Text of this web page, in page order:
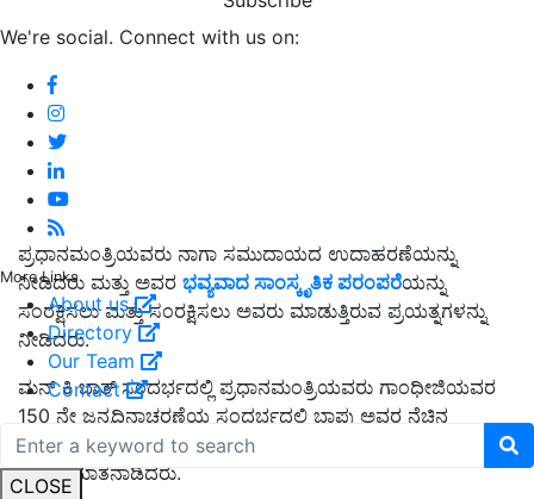
We're social. Connect with us on:
More Links
About us
Directory
Our Team
Contact
CLOSE
ಪ್ರಧಾನಮಂತ್ರಿಯವರು ನಾಗಾ ಸಮುದಾಯದ ಉದಾಹರಣೆಯನ್ನು
ನೀಡಿದರು ಮತ್ತು ಅವರ ಭವ್ಯವಾದ ಸಾಂಸ್ಕೃತಿಕ ಪರಂಪರೆಯನ್ನು
ಸಂರಕ್ಷಿಸಲು ಮತ್ತು ಸಂರಕ್ಷಿಸಲು ಅವರು ಮಾಡುತ್ತಿರುವ ಪ್ರಯತ್ನಗಳನ್ನು
ನೀಡಿದರು.
ಮನ್ ಕಿ ಬಾತ್ ಸಂದರ್ಭದಲ್ಲಿ ಪ್ರಧಾನಮಂತ್ರಿಯವರು ಗಾಂಧೀಜಿಯವರ
150 ನೇ ಜನ್ಮದಿನಾಚರಣೆಯ ಸಂದರ್ಭದಲ್ಲಿ ಬಾಪು ಅವರ ನೆಚ್ಚಿನ
ಗೀತೆಯನ್ನು ಹಾಡಿರುವ ಗ್ರೀಸ್‌ನ ಗಾಯಕ 'ಕಾನ್‌ಸ್ಟಾಂಟಿನೋಸ್ ಕಲೈಟ್ಜಿಸ್'
ಕುರಿತು ಮಾತನಾಡಿದರು.